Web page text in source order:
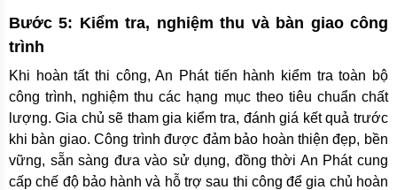
Bước 5: Kiểm tra, nghiệm thu và bàn giao công
trình
Khi hoàn tất thi công, An Phát tiến hành kiểm tra toàn bộ
công trình, nghiệm thu các hạng mục theo tiêu chuẩn chất
lượng. Gia chủ sẽ tham gia kiểm tra, đánh giá kết quả trước
khi bàn giao. Công trình được đảm bảo hoàn thiện đẹp, bền
vững, sẵn sàng đưa vào sử dụng, đồng thời An Phát cung
cấp chế độ bảo hành và hỗ trợ sau thi công để gia chủ hoàn